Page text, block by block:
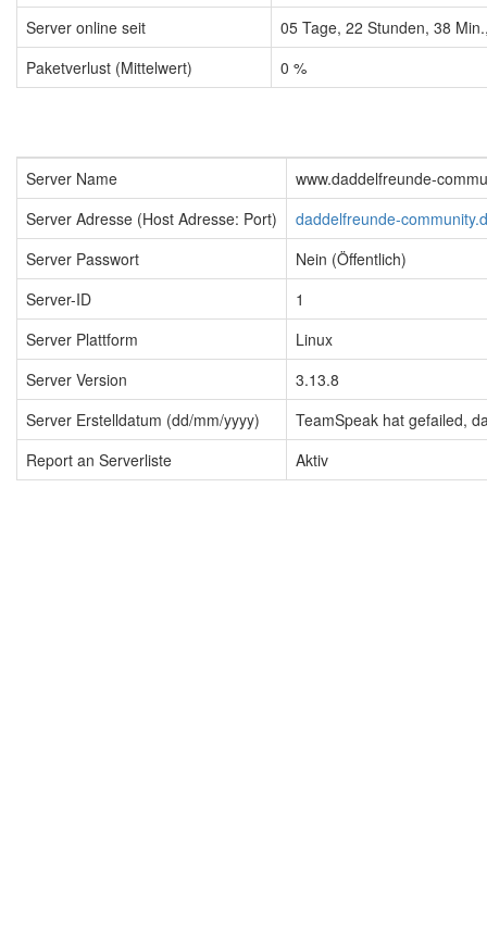
Server online seit
05 Tage, 22 Stunden, 38
Paketverlust (Mittelwert)
0 %
Server Name
www.daddelfreunde-
Server Adresse (Host Adresse: Port)
daddelfreunde-
Server Passwort
Nein (Öffentlich)
Server-ID
1
Server Plattform
Linux
Server Version
3.13.8
Server Erstelldatum (dd/mm/yyyy)
TeamSpeak hat gefailed,
Report an Serverliste
Aktiv